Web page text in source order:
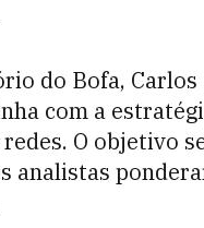
do Bofa, Carlos
com a
O objetivo
analistas